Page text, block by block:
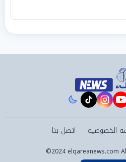
youtube
instagram
tiktok
الخصوصية اتصل بنا
©2024 elqareanews.com